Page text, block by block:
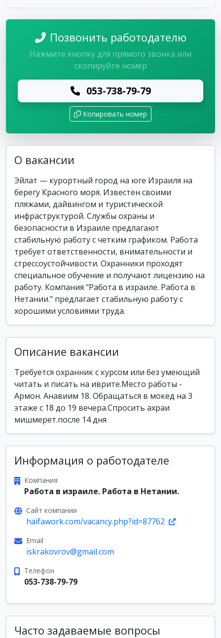
Позвонить работодателю
Нажмите кнопку для прямого звонка или
скопируйте номер
053-738-79-79
Копировать номер
О вакансии
Эйлат — курортный город на юге Израиля на
берегу Красного моря. Известен своими
пляжами, дайвингом и туристической
инфраструктурой. Службы охраны и
безопасности в Израиле предлагают
стабильную работу с четким графиком. Работа
требует ответственности, внимательности и
стрессоустойчивости. Охранники проходят
специальное обучение и получают лицензию на
работу. Компания "Работа в израиле. Работа в
Нетании." предлагает стабильную работу с
хорошими условиями труда.
Описание вакансии
Требуется охранник с курсом или без умеющий
читать и писать на иврите.Место работы -
Армон. Анавиим 18. Обращаться в мокед на 3
этаже с 18 до 19 вечера.Спросить ахраи
мишмерет.после 14 дня
Информация о работодателе
Компания
Работа в израиле. Работа в Нетании.
Сайт компании
haifawork.com/vacancy.php?id=87762
Email
iskrakovrov@gmail.com
Телефон
053-738-79-79
Часто задаваемые вопросы